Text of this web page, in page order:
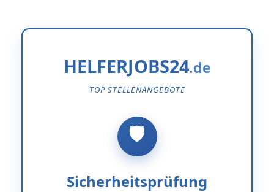
HELFERJOBS24
TOP STELLENANGEBOTE
Sicherheitsprüfung